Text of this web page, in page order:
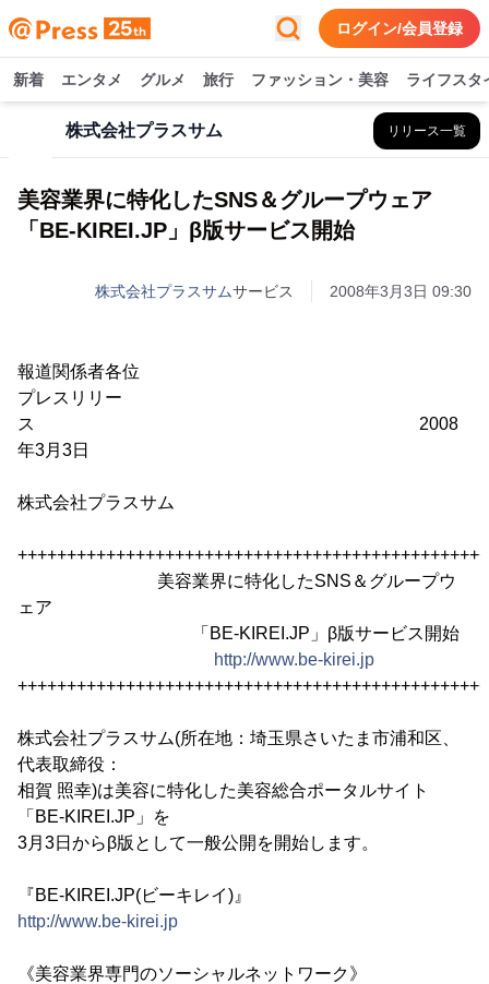
ログイン/会員登録
新着 エンタメ グルメ 旅行 ファッション・美容 ライフスタ
株式会社プラスサム リリース一覧
美容業界に特化したSNS＆グループウェア
「BE-KIREI.JP」β版サービス開始
株式会社プラスサムサービス 2008年3月3日 09:30
報道関係者各位
プレスリリー
ス 2008
年3月3日
株式会社プラスサム
美容業界に特化したSNS＆グループウ
ェア
「BE-KIREI.JP」β版サービス開始
http://www.be-kirei.jp
株式会社プラスサム(所在地：埼玉県さいたま市浦和区、
代表取締役：
相賀 照幸)は美容に特化した美容総合ポータルサイト
「BE-KIREI.JP」を
3月3日からβ版として一般公開を開始します。
『BE-KIREI.JP(ビーキレイ)』
http://www.be-kirei.jp
《美容業界専門のソーシャルネットワーク》